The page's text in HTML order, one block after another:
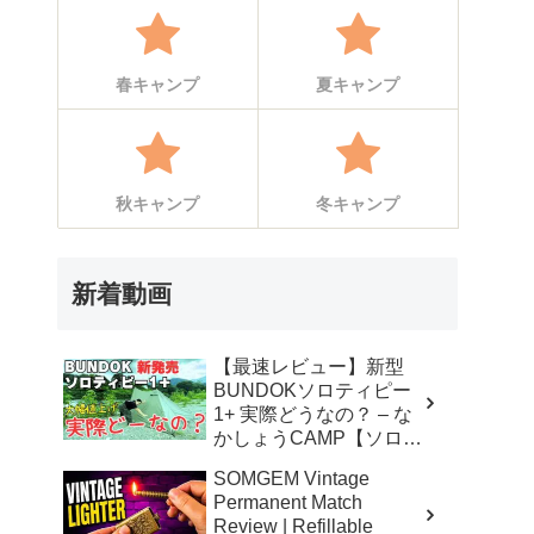
春キャンプ 夏キャンプ
秋キャンプ 冬キャンプ
新着動画
【最速レビュー】新型
BUNDOKソロティピー
1+ 実際どうなの？ – な
かしょうCAMP【ソロキ
ン】
SOMGEM Vintage
Permanent Match
Review | Refillable